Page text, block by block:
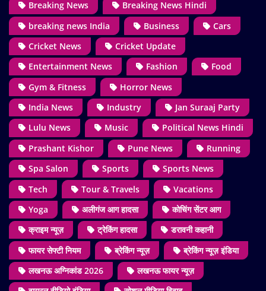
Breaking News
Breaking News Hindi
breaking news India
Business
Cars
Cricket News
Cricket Update
Entertainment News
Fashion
Food
Gym & Fitness
Horror News
India News
Industry
Jan Suraaj Party
Lulu News
Music
Political News Hindi
Prashant Kishor
Pune News
Running
Spa Salon
Sports
Sports News
Tech
Tour & Travels
Vacations
Yoga
अलीगंज आग हादसा
कोचिंग सेंटर आग
क्राइम न्यूज़
ट्रेकिंग हादसा
डरावनी कहानी
फायर सेफ्टी नियम
ब्रेकिंग न्यूज़
ब्रेकिंग न्यूज़ इंडिया
लखनऊ अग्निकांड 2026
लखनऊ फायर न्यूज़